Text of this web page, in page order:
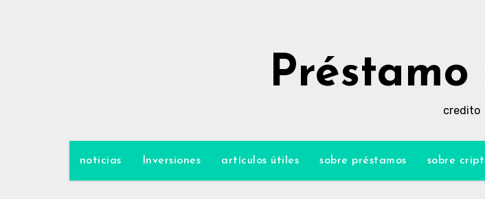
credito
noticias Inversiones artículos útiles sobre préstamos sobre